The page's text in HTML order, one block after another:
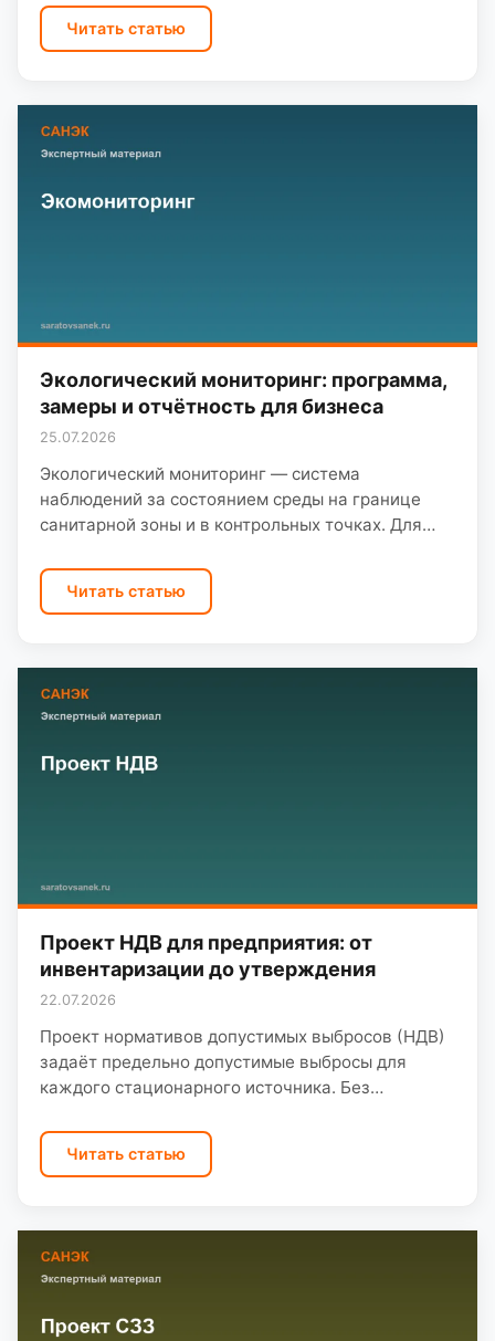
заключить договор с региональным оператором…
Читать статью
Экологический мониторинг: программа,
замеры и отчётность для бизнеса
25.07.2026
Экологический мониторинг — система
наблюдений за состоянием среды на границе
санитарной зоны и в контрольных точках. Для
действия разрешительных документов и…
Читать статью
Проект НДВ для предприятия: от
инвентаризации до утверждения
22.07.2026
Проект нормативов допустимых выбросов (НДВ)
задаёт предельно допустимые выбросы для
каждого стационарного источника. Без
выбросов в атмосферу незаконна, а директор
рискует предписанием Росприроднадзора и…
Читать статью